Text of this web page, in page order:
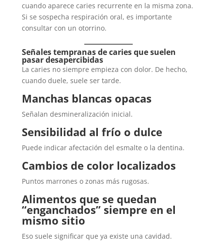
cuando aparece caries recurrente en la misma zona.
Si se sospecha respiración oral, es importante
consultar con un otorrino.
Señales tempranas de caries que suelen
pasar desapercibidas
La caries no siempre empieza con dolor. De hecho,
cuando duele, suele ser tarde.
Manchas blancas opacas
Señalan desmineralización inicial.
Sensibilidad al frío o dulce
Puede indicar afectación del esmalte o la dentina.
Cambios de color localizados
Puntos marrones o zonas más rugosas.
Alimentos que se quedan
“enganchados” siempre en el
mismo sitio
Eso suele significar que ya existe una cavidad.